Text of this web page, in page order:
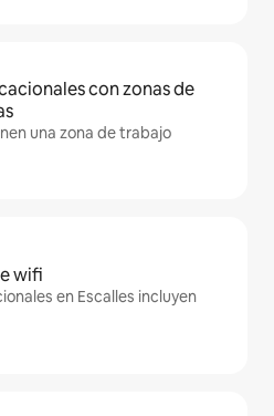
con zonas de
una zona de trabajo
wifi
en Escalles incluyen